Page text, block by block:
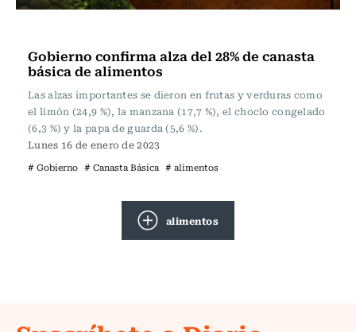
Gobierno confirma alza del 28% de canasta
básica de alimentos
Las alzas importantes se dieron en frutas y verduras como
el limón (24,9 %), la manzana (17,7 %), el choclo congelado
(6,3 %) y la papa de guarda (5,6 %).
Lunes 16 de enero de 2023
# Gobierno # Canasta Básica # alimentos
alimentos